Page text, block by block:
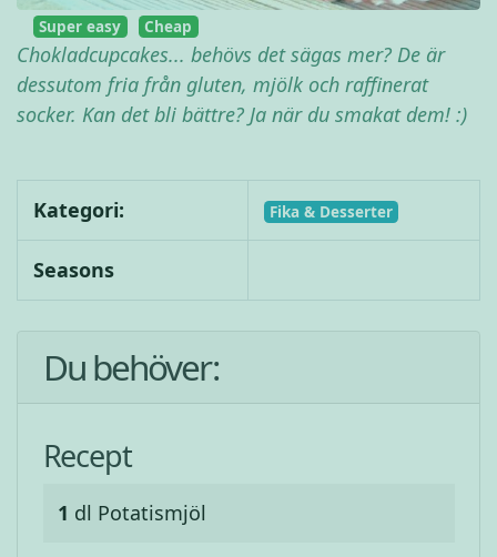
Super easy Cheap
Chokladcupcakes... behövs det sägas mer? De är
dessutom fria från gluten, mjölk och raffinerat
socker. Kan det bli bättre? Ja när du smakat dem! :)
Kategori: Fika & Desserter
Seasons
Du behöver:
Recept
1 dl Potatismjöl